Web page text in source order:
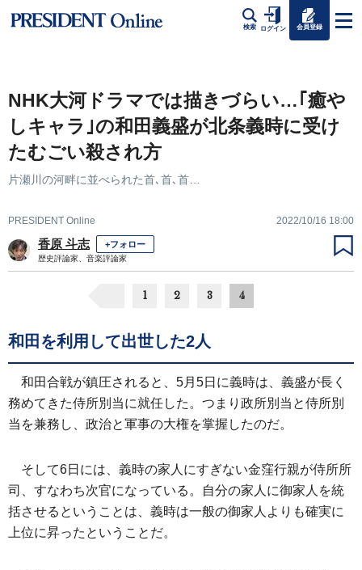
検索 ログイン 会員登録
NHK大河ドラマでは描きづらい…｢癒や
しキャラ｣の和田義盛が北条義時に受け
たむごい殺され方
片瀬川の河畔に並べられた首､首､首…
PRESIDENT Online 2022/10/16 18:00
香原 斗志 +フォロー
歴史評論家、音楽評論家
1 2 3 4
和田を利用して出世した2人
和田合戦が鎮圧されると、5月5日に義時は、義盛が長く
務めてきた侍所別当に就任した。つまり政所別当と侍所別
当を兼務し、政治と軍事の大権を掌握したのだ。
そして6日には、義時の家人にすぎない金窪行親が侍所所
司、すなわち次官になっている。自分の家人に御家人を統
括させるということは、義時は一般の御家人よりも確実に
上位に昇ったということだ。